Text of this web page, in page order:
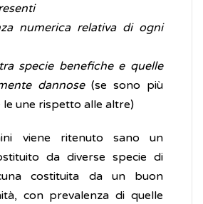
numerica relativa di ogni
specie benefiche e quelle
dannose(se sono più
le une rispetto alle altre)
viene ritenuto sano un
da diverse specie di
costituita da un buon
con prevalenza di quelle